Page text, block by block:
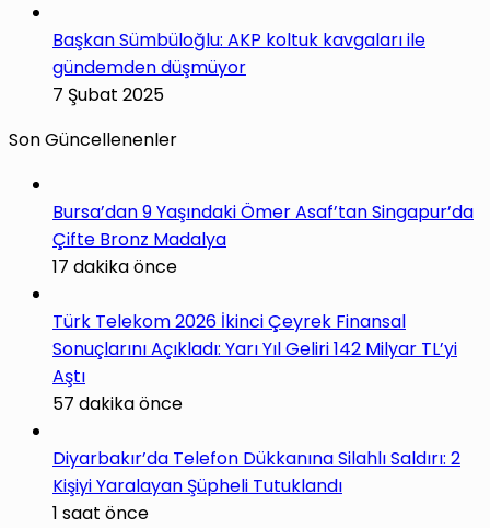
Başkan Sümbüloğlu: AKP koltuk kavgaları ile
gündemden düşmüyor
7 Şubat 2025
Son Güncellenenler
Bursa’dan 9 Yaşındaki Ömer Asaf’tan Singapur’da
Çifte Bronz Madalya
17 dakika önce
Türk Telekom 2026 İkinci Çeyrek Finansal
Sonuçlarını Açıkladı: Yarı Yıl Geliri 142 Milyar TL’yi
Aştı
57 dakika önce
Diyarbakır’da Telefon Dükkanına Silahlı Saldırı: 2
Kişiyi Yaralayan Şüpheli Tutuklandı
1 saat önce